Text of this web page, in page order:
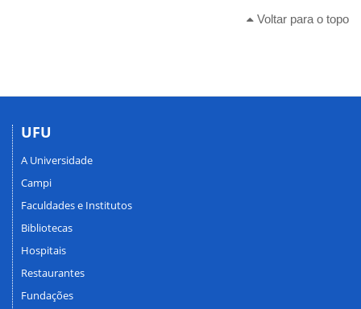
Voltar para o topo
UFU
A Universidade
Campi
Faculdades e Institutos
Bibliotecas
Hospitais
Restaurantes
Fundações